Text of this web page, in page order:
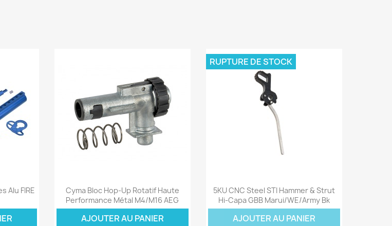
Alu FIRE
Aperçu rapide
Cyma Bloc Hop-Up Rotatif Haute
Performance Métal M4/M16 AEG
AJOUTER AU PANIER
Aperçu rapide
5KU CNC Steel STI Hammer & Strut
Hi-Capa GBB Marui/WE/Army Bk
AJOUTER AU PANIER
RUPTURE DE STOCK